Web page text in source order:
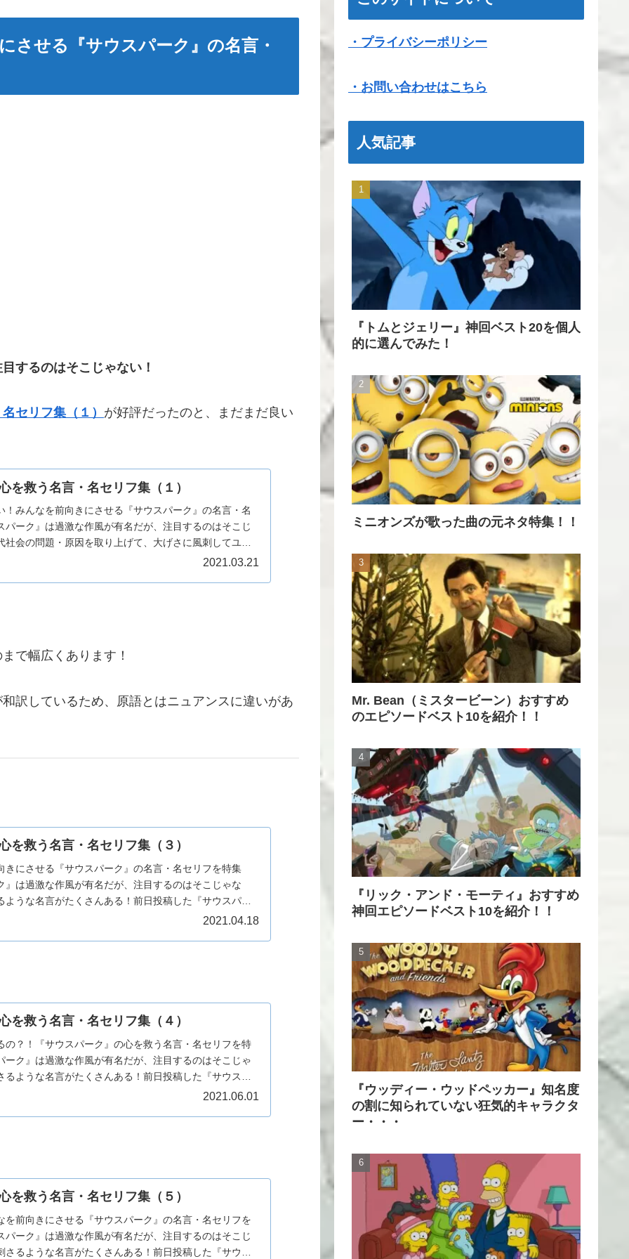
させる『サウスパーク』の名言・
目するのはそこじゃない！
セリフ集（１） が好評だったのと、まだまだ良い
を救う名言・名セリフ集（１）
！みんなを前向きにさせる『サウスパーク』の名言・名
パーク』は過激な作風が有名だが、注目するのはそこじ
会の問題・原因を取り上げて、大げさに風刺してユー
2021.03.21
で幅広くあります！
訳しているため、原語とはニュアンスに違いがあ
を救う名言・名セリフ集（３）
きにさせる『サウスパーク』の名言・名セリフを特集
』は過激な作風が有名だが、注目するのはそこじゃな
うな名言がたくさんある！前日投稿した『サウスパー
2021.04.18
を救う名言・名セリフ集（４）
の？！『サウスパーク』の心を救う名言・名セリフを特
ク』は過激な作風が有名だが、注目するのはそこじゃ
ような名言がたくさんある！前日投稿した『サウスパ
2021.06.01
を救う名言・名セリフ集（５）
を前向きにさせる『サウスパーク』の名言・名セリフを
ーク』は過激な作風が有名だが、注目するのはそこじ
るような名言がたくさんある！前日投稿した『サウス
・プライバシーポリシー
・お問い合わせはこちら
人気記事
『トムとジェリー』神回ベスト20を個人
的に選んでみた！
ミニオンズが歌った曲の元ネタ特集！！
Mr. Bean（ミスタービーン）おすすめ
のエピソードベスト10を紹介！！
『リック・アンド・モーティ』おすすめ
神回エピソードベスト10を紹介！！
『ウッディー・ウッドペッカー』知名度
の割に知られていない狂気的キャラクタ
ー・・・